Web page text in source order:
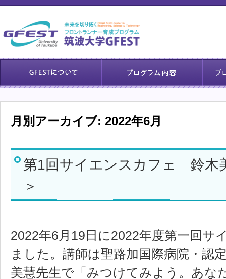
月別アーカイブ: 2022年6月
第1回サイエンスカフェ 鈴木
＞
2022年6月19日に2022年度第一回サ
ました。講師は聖路加国際病院・認
美慧先生で「みつけてみよう。あな